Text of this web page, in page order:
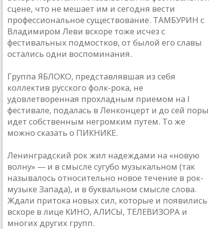
сцене, что не мешает им и сегодня вести
профессиональное существование. ТАМБУРИН с
Владимиром Леви вскоре тоже исчез с
фестивальных подмостков, от былой его славы
остались одни воспоминания.
Группа ЯБЛОКО, представлявшая из себя
коллектив русского фолк-рока, не
удовлетворенная прохладным приемом на I
фестивале, подалась в Ленконцерт и до сей поры
идет собственным негромким путем. То же
можно сказать о ПИКНИКЕ.
Ленинградский рок жил надеждами на «новую
волну» — и в смысле сугубо музыкальном (так
называлось относительно новое течение в рок-
музыке Запада), и в буквальном смысле слова.
Ждали притока новых сил, которые и появились
вскоре в лице КИНО, АЛИСЫ, ТЕЛЕВИЗОРА и
многих других групп.